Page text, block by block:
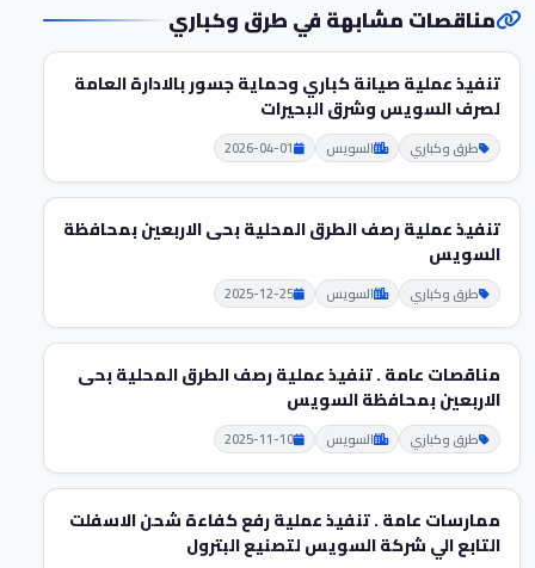
مناقصات مشابهة في طرق وكباري
تنفيذ عملية صيانة كباري وحماية جسور بالادارة العامة
لصرف السويس وشرق البحيرات
طرق وكباري السويس 2026-04-01
تنفيذ عملية رصف الطرق المحلية بحى الاربعين بمحافظة
السويس
طرق وكباري السويس 2025-12-25
مناقصات عامة . تنفيذ عملية رصف الطرق المحلية بحى
الاربعين بمحافظة السويس
طرق وكباري السويس 2025-11-10
ممارسات عامة . تنفيذ عملية رفع كفاءة شحن الاسفلت
التابع الي شركة السويس لتصنيع البترول